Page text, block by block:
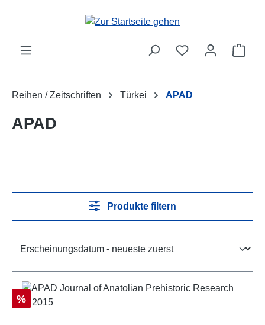
Zum Hauptinhalt springen
Reihen / Zeitschriften Türkei APAD
APAD
Produkte filtern
Rabatt
%